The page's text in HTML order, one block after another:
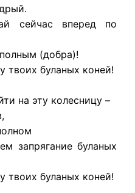
сейчас вперед по
(добра)!
твоих буланых коней!
на эту колесницу –
запрягание буланых
твоих буланых коней!